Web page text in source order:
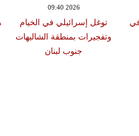
09:40 2026
توغل إسرائيلي في الخيام
وتفجيرات بمنطقة الشاليهات
جنوب لبنان